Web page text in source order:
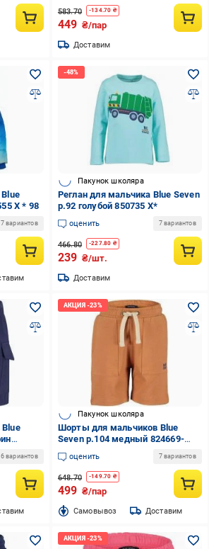
583.70 -134.70 ₴
449 ₴/пар
Доставим
X * 98
7 вариантов
Пакунок школяра
Реглан для мальчика Blue Seven
р.92 голубой 850735 X*
оценить 7 вариантов
466.80 -227.80 ₴
239 ₴/шт.
Доставим
6 вариантов
Пакунок школяра
Шорты для мальчиков Blue
Seven р.104 медный 824669-
00/2851
оценить 7 вариантов
648.70 -149.70 ₴
499 ₴/пар
Cамовывоз Доставим